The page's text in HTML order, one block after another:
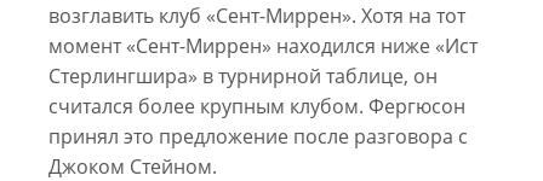
возглавить клуб «Сент-Миррен». Хотя на тот
момент «Сент-Миррен» находился ниже «Ист
Стерлингшира» в турнирной таблице, он
считался более крупным клубом. Фергюсон
принял это предложение после разговора с
Джоком Стейном.